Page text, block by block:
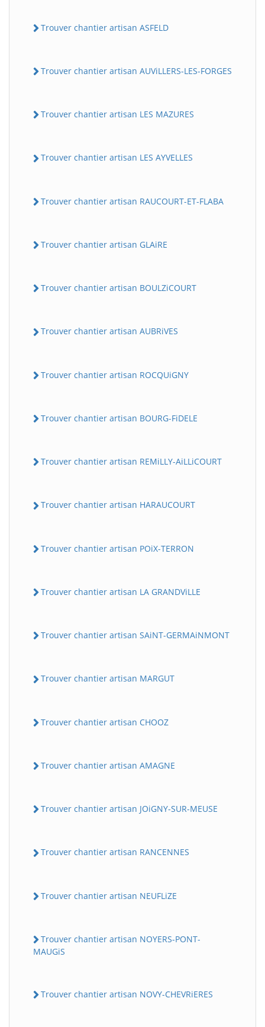
Trouver chantier artisan ASFELD
Trouver chantier artisan AUViLLERS-LES-FORGES
Trouver chantier artisan LES MAZURES
Trouver chantier artisan LES AYVELLES
Trouver chantier artisan RAUCOURT-ET-FLABA
Trouver chantier artisan GLAiRE
Trouver chantier artisan BOULZiCOURT
Trouver chantier artisan AUBRiVES
Trouver chantier artisan ROCQUiGNY
Trouver chantier artisan BOURG-FiDELE
Trouver chantier artisan REMiLLY-AiLLiCOURT
Trouver chantier artisan HARAUCOURT
Trouver chantier artisan POiX-TERRON
Trouver chantier artisan LA GRANDViLLE
Trouver chantier artisan SAiNT-GERMAiNMONT
Trouver chantier artisan MARGUT
Trouver chantier artisan CHOOZ
Trouver chantier artisan AMAGNE
Trouver chantier artisan JOiGNY-SUR-MEUSE
Trouver chantier artisan RANCENNES
Trouver chantier artisan NEUFLiZE
Trouver chantier artisan NOYERS-PONT-
MAUGiS
Trouver chantier artisan NOVY-CHEVRiERES